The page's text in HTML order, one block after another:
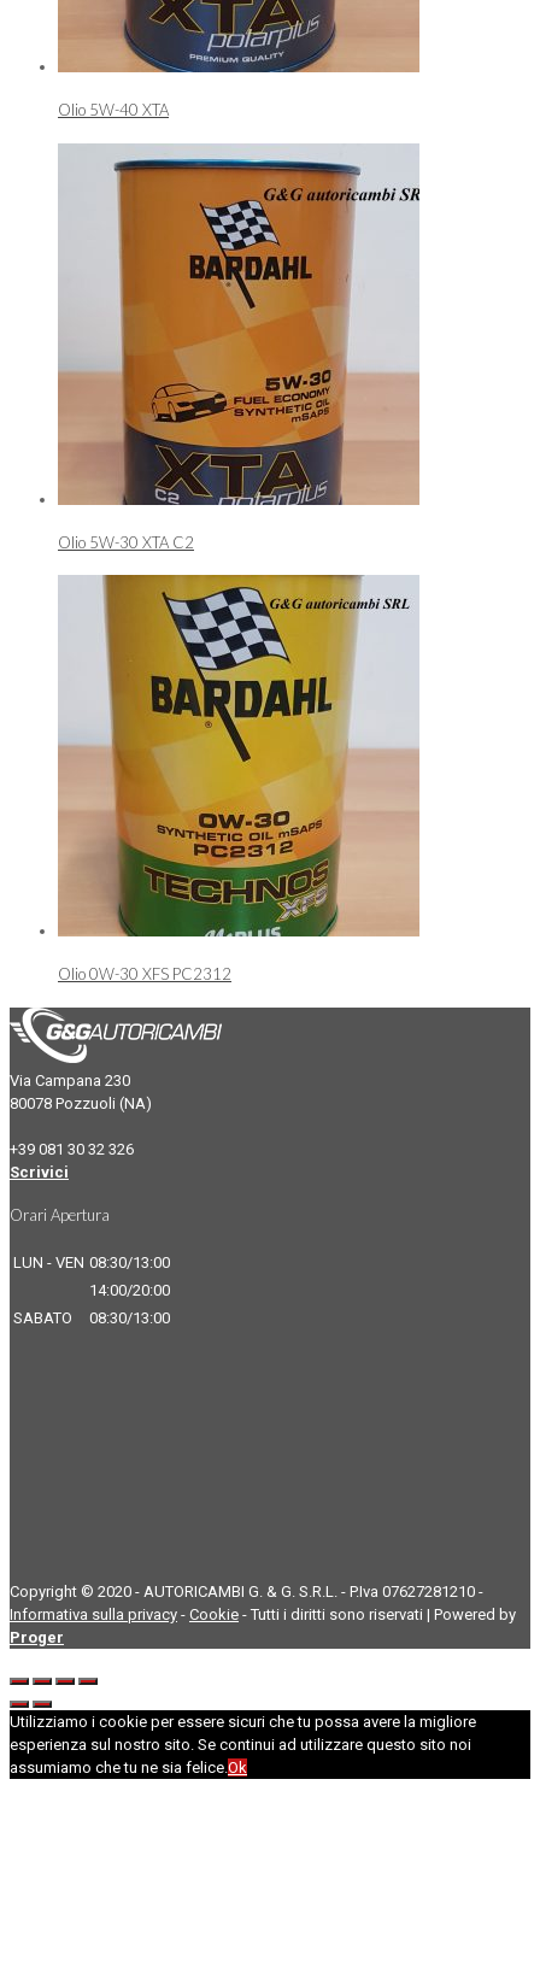
Olio 5W-40 XTA
Olio 5W-30 XTA C2
Olio 0W-30 XFS PC2312
Via Campana 230
80078 Pozzuoli (NA)
+39 081 30 32 326
Scrivici
Orari Apertura
LUN - VEN 08:30/13:00
14:00/20:00
SABATO
08:30/13:00
Copyright © 2020 - AUTORICAMBI G. & G. S.R.L. - P.Iva 07627281210 -
Informativa sulla privacy - Cookie - Tutti i diritti sono riservati | Powered by
Proger
Utilizziamo i cookie per essere sicuri che tu possa avere la migliore
esperienza sul nostro sito. Se continui ad utilizzare questo sito noi
assumiamo che tu ne sia felice.Ok